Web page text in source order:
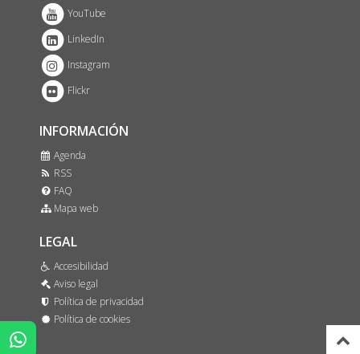
YouTube
LinkedIn
Instagram
Flickr
INFORMACIÓN
Agenda
RSS
FAQ
Mapa web
LEGAL
Accesibilidad
Aviso legal
Política de privacidad
Política de cookies